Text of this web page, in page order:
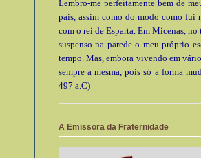
Lembro-me perfeitamente bem de
pais, assim como do modo como fui
com o rei de Esparta. Em Micenas,
suspenso na parede o meu próprio
tempo. Mas, embora vivendo em
sempre a mesma, pois só a forma
497 a.C)
A Emissora da Fraternidade